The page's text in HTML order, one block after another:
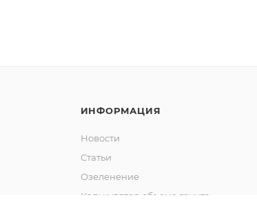
ИНФОРМАЦИЯ
Новости
Статьи
Озеленение
Калькулятор объема грунта